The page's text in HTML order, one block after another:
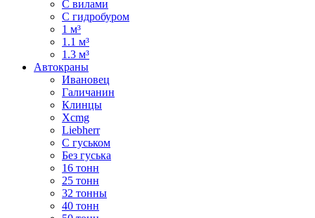
С вилами
С гидробуром
1 м³
1.1 м³
1.3 м³
Автокраны
Ивановец
Галичанин
Клинцы
Xcmg
Liebherr
С гуськом
Без гуська
16 тонн
25 тонн
32 тонны
40 тонн